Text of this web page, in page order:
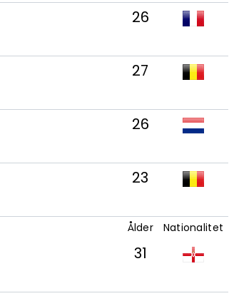
26
27
26
23
Ålder Nationalitet
31